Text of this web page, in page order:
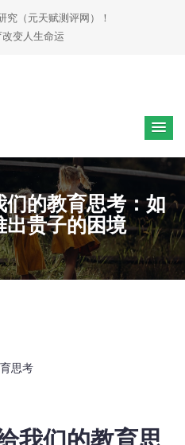
究（元天赋测评网）！
变人生命运
的教育思考：如
贵子的困境
思考